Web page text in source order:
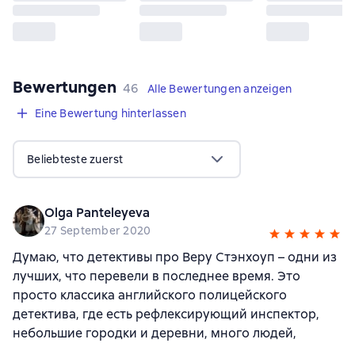
Bewertungen 46 Bewertungen
46
Alle Bewertungen anzeigen
Eine Bewertung hinterlassen
Beliebteste zuerst
Olga Panteleyeva
27 September 2020
Думаю, что детективы про Веру Стэнхоуп – одни из
лучших, что перевели в последнее время. Это
просто классика английского полицейского
детектива, где есть рефлексирующий инспектор,
небольшие городки и деревни, много людей,